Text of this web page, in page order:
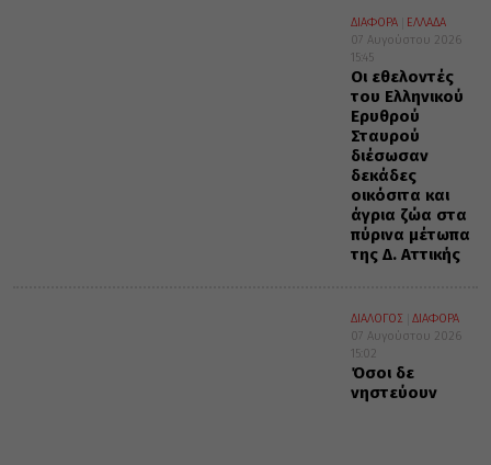
ΔΙΑΦΟΡΑ
ΕΛΛΑΔΑ
07 Αυγούστου 2026
15:45
Οι εθελοντές
του Ελληνικού
Ερυθρού
Σταυρού
διέσωσαν
δεκάδες
οικόσιτα και
άγρια ζώα στα
πύρινα μέτωπα
της Δ. Αττικής
ΔΙΑΛΟΓΟΣ
ΔΙΑΦΟΡΑ
07 Αυγούστου 2026
15:02
Όσοι δε
νηστεύουν